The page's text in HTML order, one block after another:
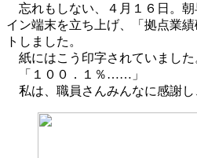
忘れもしない、４月１６日。朝
イン端末を立ち上げ、「拠点業
トしました。
紙にはこう印字されていました
「１００．１％……」
私は、職員さんみんなに感謝し